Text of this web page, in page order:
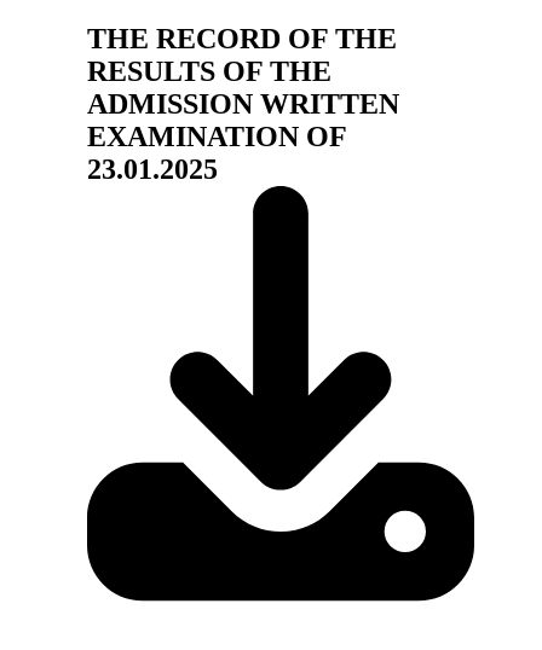
THE RECORD OF THE
RESULTS OF THE
ADMISSION WRITTEN
EXAMINATION OF
23.01.2025